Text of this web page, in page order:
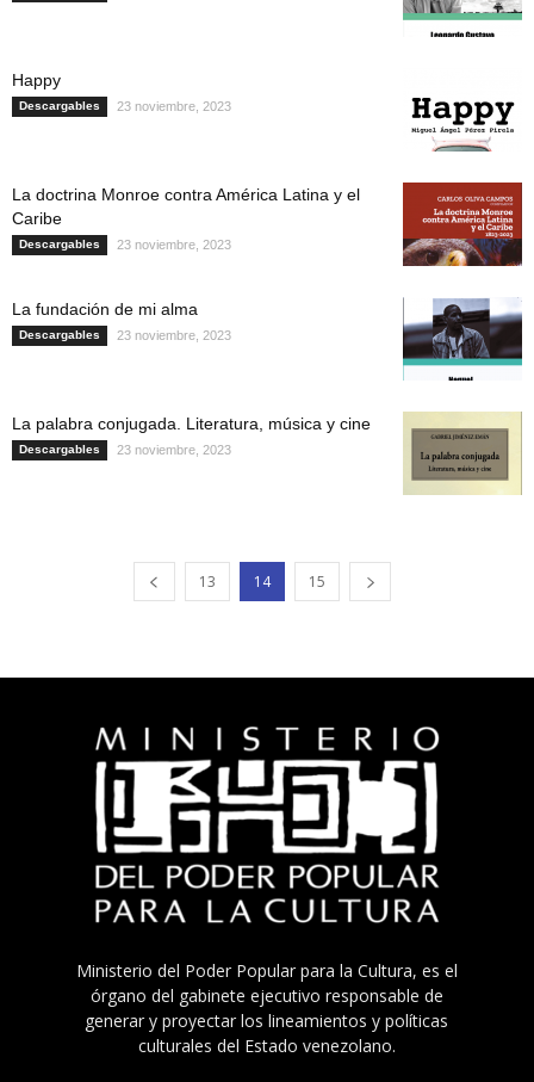
Happy
Descargables 23 noviembre, 2023
La doctrina Monroe contra América Latina y el
Caribe
Descargables 23 noviembre, 2023
La fundación de mi alma
Descargables 23 noviembre, 2023
La palabra conjugada. Literatura, música y cine
Descargables 23 noviembre, 2023
13 14 15
Ministerio del Poder Popular para la Cultura, es el
órgano del gabinete ejecutivo responsable de
generar y proyectar los lineamientos y políticas
culturales del Estado venezolano.